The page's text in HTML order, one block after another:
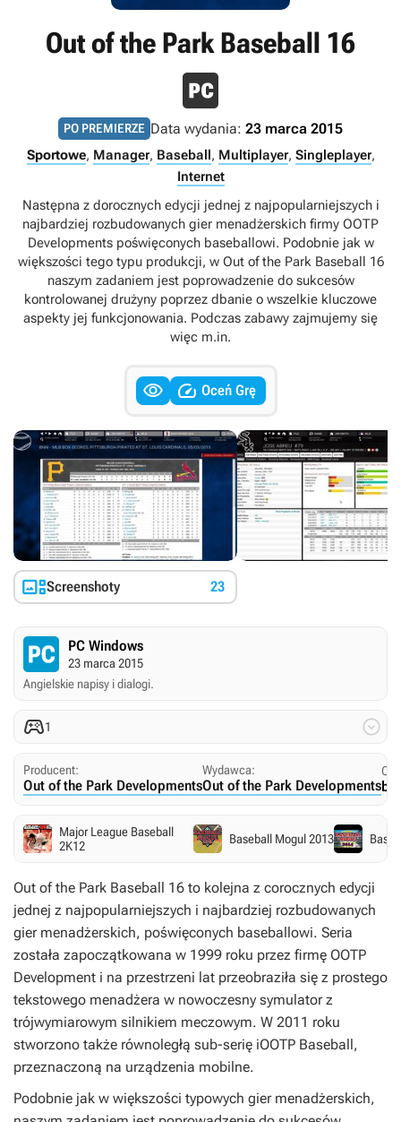
Out of the Park Baseball 16
PO PREMIERZE Data wydania: 23 marca 2015
Sportowe, Manager, Baseball, Multiplayer, Singleplayer,
Internet
Następna z dorocznych edycji jednej z najpopularniejszych i
najbardziej rozbudowanych gier menadżerskich firmy OOTP
Developments poświęconych baseballowi. Podobnie jak w
większości tego typu produkcji, w Out of the Park Baseball 16
naszym zadaniem jest poprowadzenie do sukcesów
kontrolowanej drużyny poprzez dbanie o wszelkie kluczowe
aspekty jej funkcjonowania. Podczas zabawy zajmujemy się
więc m.in.
  Oceń Grę
Screenshoty 23
PC Windows
23 marca 2015
Angielskie napisy i dialogi.
1 
Producent:
Out of the Park Developments
Wydawca:
Out of the Park Developments
Major League Baseball
2K12
Baseball Mogul 2013
Out of the Park Baseball 16 to kolejna z corocznych edycji
jednej z najpopularniejszych i najbardziej rozbudowanych
gier menadżerskich, poświęconych baseballowi. Seria
została zapoczątkowana w 1999 roku przez firmę OOTP
Development i na przestrzeni lat przeobraziła się z prostego
tekstowego menadżera w nowoczesny symulator z
trójwymiarowym silnikiem meczowym. W 2011 roku
stworzono także równoległą sub-serię iOOTP Baseball,
przeznaczoną na urządzenia mobilne.
Podobnie jak w większości typowych gier menadżerskich,